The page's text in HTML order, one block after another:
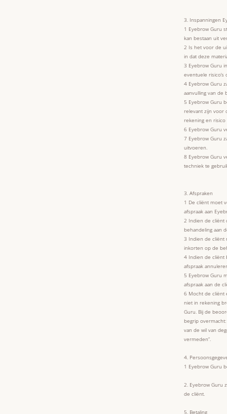
3. Inspanningen
1 Eyebrow Guru
kan bestaan uit
2 Is het voor de
in dat deze
3 Eyebrow Guru
eventuele
4 Eyebrow Guru
aanvulling van de
5 Eyebrow Guru
relevant zijn voor
rekening en
6 Eyebrow Guru
7 Eyebrow Guru
uitvoeren.
8 Eyebrow Guru
techniek te
3. Afspraken
1 De cliënt moet
afspraak aan
2 Indien de cliënt
behandeling aan
3 Indien de cliënt
inkorten op de
4 Indien de cliënt
afspraak
5 Eyebrow Guru
afspraak aan de
6 Mocht de cliënt
niet in rekening
Guru. Bij de
begrip
van de wil van
vermeden”.
4.
1 Eyebrow Guru
2. Eyebrow Guru
de cliënt.
5. Betaling